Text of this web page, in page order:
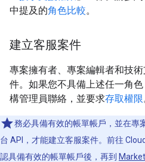
中提及的角色比較。
建立客服案件
專案擁有者、專案編輯者和技
件。如果您不具備上述任一角
構管理員聯絡，並要求存取權限
務必具備有效的帳單帳戶，並在專
台 API，才能建立客服案件。前往
認具備有效的帳單帳戶後，再到